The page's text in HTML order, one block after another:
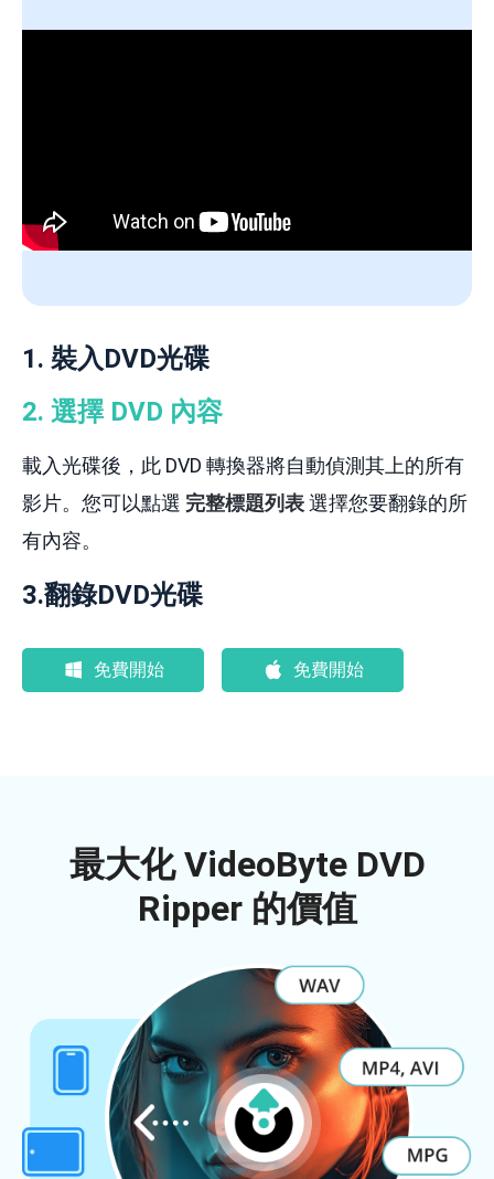
1. 裝入DVD光碟
2. 選擇 DVD 內容
載入光碟後，此 DVD 轉換器將自動偵測其上的所有
影片。您可以點選 完整標題列表選擇您要翻錄的所
有內容。
3.翻錄DVD光碟
免費開始 免費開始
最大化 VideoByte DVD
Ripper 的價值